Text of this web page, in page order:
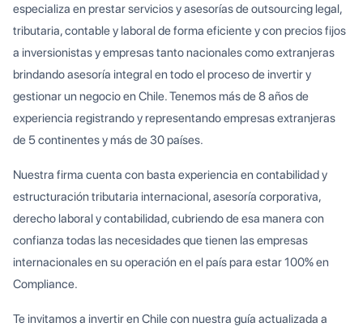
especializa en prestar servicios y asesorías de outsourcing legal,
tributaria, contable y laboral de forma eficiente y con precios fijos
a inversionistas y empresas tanto nacionales como extranjeras
brindando asesoría integral en todo el proceso de invertir y
gestionar un negocio en Chile. Tenemos más de 8 años de
experiencia registrando y representando empresas extranjeras
de 5 continentes y más de 30 países.
Nuestra firma cuenta con basta experiencia en contabilidad y
estructuración tributaria internacional, asesoría corporativa,
derecho laboral y contabilidad, cubriendo de esa manera con
confianza todas las necesidades que tienen las empresas
internacionales en su operación en el país para estar 100% en
Compliance.
Te invitamos a invertir en Chile con nuestra guía actualizada a